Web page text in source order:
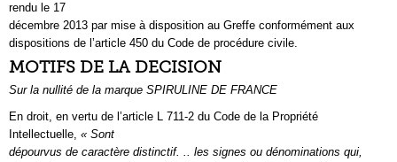
rendu le 17
décembre 2013 par mise à disposition au Greffe conformément aux
dispositions de l’article 450 du Code de procédure civile.
MOTIFS DE LA DECISION
Sur la nullité de la marque SPIRULINE DE FRANCE
En droit, en vertu de l’article L 711-2 du Code de la Propriété
Intellectuelle, « Sont
dépourvus de caractère distinctif. .. les signes ou dénominations qui,